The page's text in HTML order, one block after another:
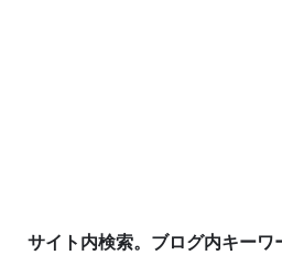
サイト内検索。ブログ内キーワ